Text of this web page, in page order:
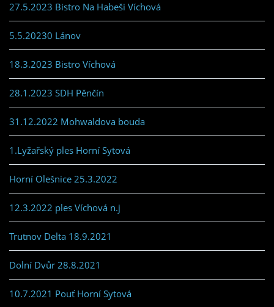
27.5.2023 Bistro Na Habeši Víchová
5.5.20230 Lánov
18.3.2023 Bistro Víchová
28.1.2023 SDH Pěnčín
31.12.2022 Mohwaldova bouda
1.Lyžařský ples Horní Sytová
Horní Olešnice 25.3.2022
12.3.2022 ples Víchová n.j
Trutnov Delta 18.9.2021
Dolní Dvůr 28.8.2021
10.7.2021 Pouť Horní Sytová